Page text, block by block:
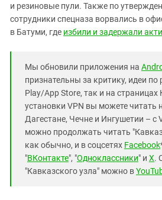
и резиновые пули. Также по
сотрудники спецназа ворвались в
в Батуми, где избили и задержали
Мы обновили приложения на
признательны за критику, идеи
Play/App Store, так и на страницах
установки VPN вы можете читать
Дагестане, Чечне и Ингушетии – с
можно продолжать читать
как обычно, и в соцсетях Facebook
"ВКонтакте", "Одноклассники" и X.
"Кавказского узла" можно в